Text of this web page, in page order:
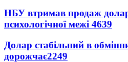
НБУ втримав продаж
психологічної межі 4639
Долар стабільний в
дорожчає2249